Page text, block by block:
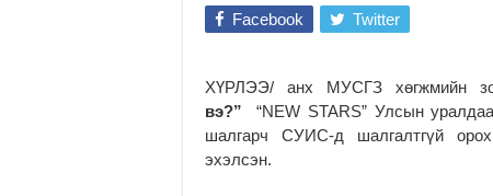
Facebook Twitter
ХҮРЛЭЭ/ анх МУСГЗ хөгжмийн
вэ?”
“NEW STARS” Улсын
шалгарч СУИС-д шалгалтгүй
эхэлсэн.